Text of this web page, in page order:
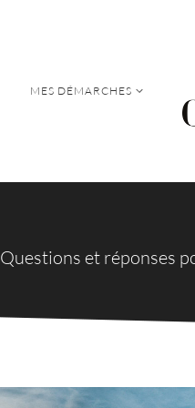
MES DÉMARCHES
Questions et réponses